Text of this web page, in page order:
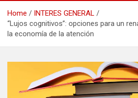
Home
INTERES GENERAL
“Lujos cognitivos”: opciones para un
la economía de la atención